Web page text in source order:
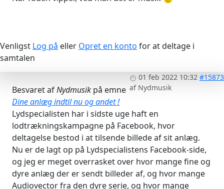
Venligst Log på eller Opret en konto for at deltage i
samtalen
01 feb 2022 10:32 #15873
af Nydmusik
Besvaret afNydmusikpå emne
Dine anlæg indtil nu og andet !
Lydspecialisten har i sidste uge haft en
lodtrækningskampagne på Facebook, hvor
deltagelse bestod i at tilsende billede af sit anlæg.
Nu er de lagt op på Lydspecialistens Facebook-side,
og jeg er meget overrasket over hvor mange fine og
dyre anlæg der er sendt billeder af, og hvor mange
Audiovector fra den dyre serie, og hvor mange